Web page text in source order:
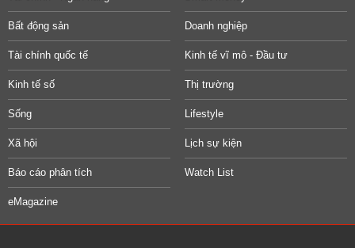
Bất động sản Doanh nghiệp
Tài chính quốc tế Kinh tế vĩ mô - Đầu tư
Kinh tế số Thị trường
Sống Lifestyle
Xã hội Lịch sự kiện
Báo cáo phân tích Watch List
eMagazine